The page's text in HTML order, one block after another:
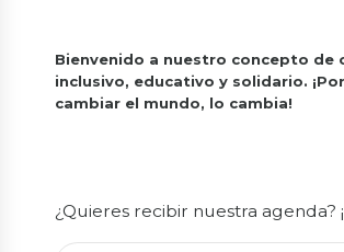
Bienvenido a nuestro concepto de
inclusivo, educativo y solidario.
cambiar el mundo, lo cambia!
¿Quieres recibir nuestra agenda?